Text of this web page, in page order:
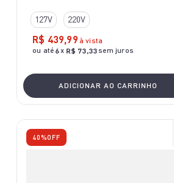
127V 220V
R$ 439,99 à vista
ou até 6x R$ 73,33sem juros
ADICIONAR AO CARRINHO
40%OFF